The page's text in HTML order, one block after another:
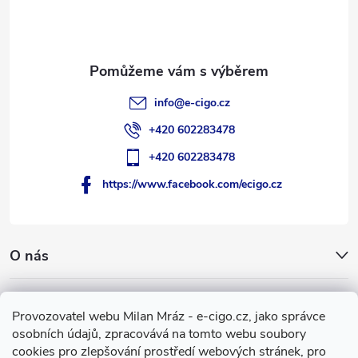
Provozovatel webu Milan Mráz - e-cigo.cz, jako správce
osobních údajů, zpracovává na tomto webu soubory
cookies pro zlepšování prostředí webových stránek, pro
O nás
Facebook
info@e-cigo.cz
+420 602283478
+420 602283478
https://www.facebook.com/ecigo.cz